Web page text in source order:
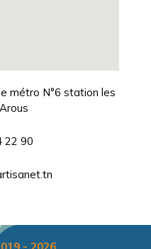
métro N°6 station les
22 90